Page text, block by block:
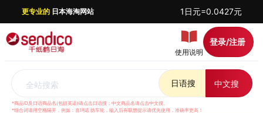
更专业的日本海淘网站 1日元=0.0427元
使用说明
登录/注册
全站搜索 日语搜 中文搜
*商品ID及日语商品名(包括英语)请点击日语搜；中文商品名请点击中文搜。
*组合词请用空格隔开，例如：喜玛诺 纺车轮，输入后有联想提示请优先使用，准确率更高！